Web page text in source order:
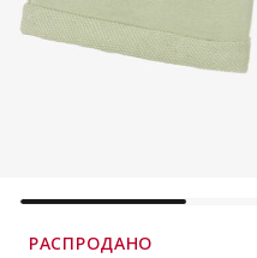
РАСПРОДАНО